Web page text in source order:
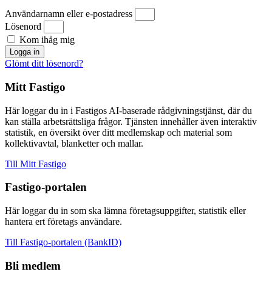
Användarnamn eller e-postadress
Lösenord
Kom ihåg mig
Logga in
Glömt ditt lösenord?
Mitt Fastigo
Här loggar du in i Fastigos AI-baserade rådgivningstjänst, där du
kan ställa arbetsrättsliga frågor. Tjänsten innehåller även interaktiv
statistik, en översikt över ditt medlemskap och material som
kollektivavtal, blanketter och mallar.
Till Mitt Fastigo
Fastigo-portalen
Här loggar du in som ska lämna företagsuppgifter, statistik eller
hantera ert företags användare.
Till Fastigo-portalen (BankID)
Bli medlem